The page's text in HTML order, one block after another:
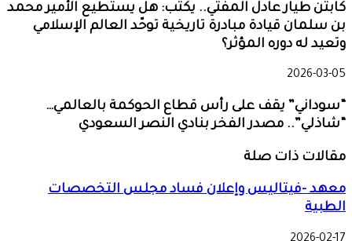
كابتن طيار عادل المفتي.. يكتب: هل يستطيع الأمير محمد
بن سلمان قيادة مبادرة تاريخية توحّد العالم الإسلامي
وتعيد له دوره المؤثر؟
2026-03-05
“سوداني” يقف على رأس قطاع الحوكمة بالعالمي…
“شاذلي”.. مصدر الفخر بنادي النصر السعودي
مقالات ذات صلة
معهد -فيتاليس وإعلان فساد مجلس التخصصات
الطبية